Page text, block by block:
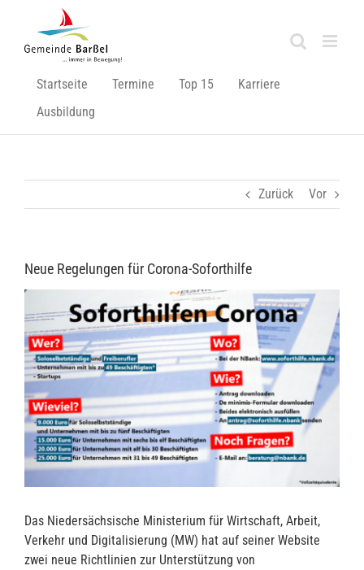
springen
Startseite Termine Top 15
Karriere
Ausbildung
Zurück Vor
Neue Regelungen für Corona-Soforthilfe
grösseres
Bild
Das Niedersächsische Ministerium für Wirtschaft, Arbeit,
Verkehr und Digitalisierung (MW) hat auf seiner Website
zwei neue Richtlinien zur Unterstützung von